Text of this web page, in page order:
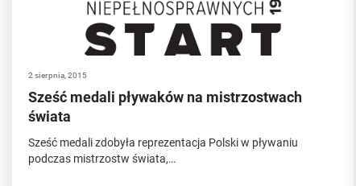
2 sierpnia, 2015
Sześć medali pływaków na mistrzostwach
świata
Sześć medali zdobyła reprezentacja Polski w pływaniu
podczas mistrzostw świata,…